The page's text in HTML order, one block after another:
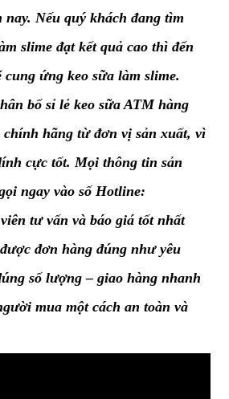
Nếu quý khách đang tìm
slime đạt kết quả cao thì đến
cung ứng keo sữa làm slime.
bố sỉ lẻ keo sữa ATM hàng
chính hãng từ đơn vị sản xuất, vì
cực tốt. Mọi thông tin sản
ngay vào số Hotline:
tư vấn và báo giá tốt nhất
đơn hàng đúng như yêu
số lượng – giao hàng nhanh
mua một cách an toàn và